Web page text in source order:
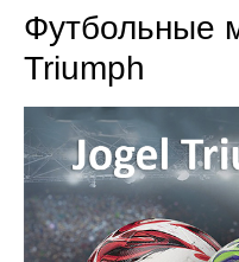
Футбольные
Triumph